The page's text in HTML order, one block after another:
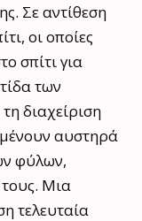
Σε αντίθεση
οι οποίες
σπίτι για
των
διαχείριση
αυστηρά
φύλων,
Μια
τελευταία